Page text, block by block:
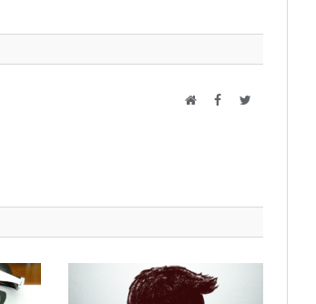
WebsiteFacebookTwitter